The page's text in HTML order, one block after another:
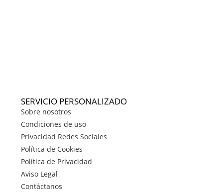
SERVICIO PERSONALIZADO
Sobre nosotros
Condiciones de uso
Privacidad Redes Sociales
Política de Cookies
Política de Privacidad
Aviso Legal
Contáctanos